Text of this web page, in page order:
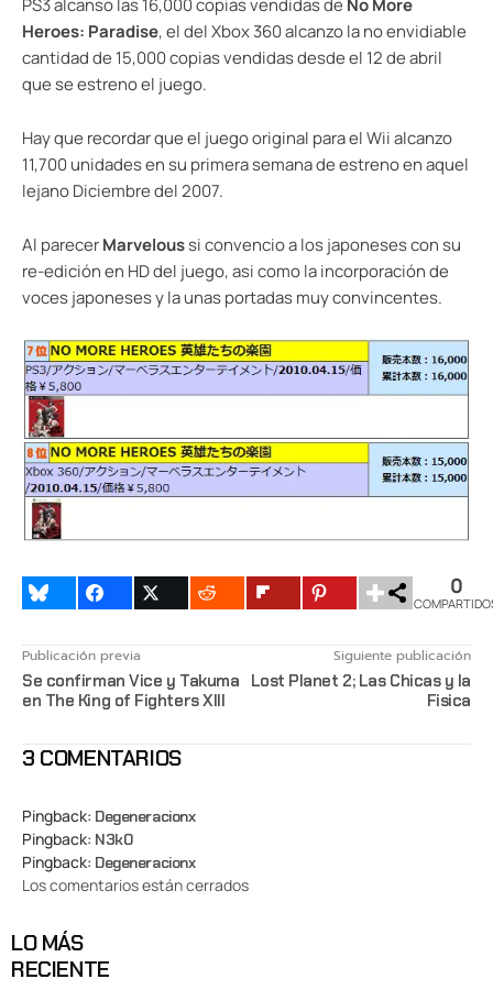
PS3 alcanso las 16,000 copias vendidas de No More
Heroes: Paradise, el del Xbox 360 alcanzo la no envidiable
cantidad de 15,000 copias vendidas desde el 12 de abril
que se estreno el juego.
Hay que recordar que el juego original para el Wii alcanzo
11,700 unidades en su primera semana de estreno en aquel
lejano Diciembre del 2007.
Al parecerMarveloussi convencio a los japoneses con su
re-edición en HD del juego, asi como la incorporación de
voces japoneses y la unas portadas muy convincentes.
0
Publicación previa
Se confirman Vice y Takuma
en The King of Fighters XIII
Siguiente publicación
Lost Planet 2; Las Chicas y la
Fisica
3 COMENTARIOS
Pingback: Degeneracionx
Pingback: N3k0
Pingback: Degeneracionx
Los comentarios están cerrados
LO MÁS
RECIENTE